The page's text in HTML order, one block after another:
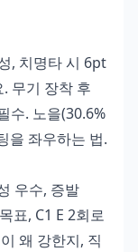
, 치명타 시 6pt
무기 장착 후
수. 노을(30.6%
을 좌우하는 법.
우수, 증발
표, C1 E 2회로
왜 강한지, 직